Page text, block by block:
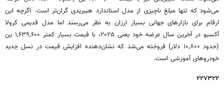
می‌شود که تنها مبلغ ناچیزی از مدل استاندارد هیبریدی گران‌تر است. اگرچه این
ارقام برای بازارهای جهانی بسیار ارزان به نظر می‌رسند اما مدل قدیمی کرولا
آکسیو در آخرین سال عرضه خود یعنی ۲۰۲۵، با قیمت بسیار کمتر ۱,۶۳۹,۶۰۰ ین
(حدود ۱۰,۸۰۰ دلار) فروخته می‌شد که نشان‌دهنده افزایش قیمت در نسل جدید
خودروهای آموزشی است.
۲۲۷۳۲۲